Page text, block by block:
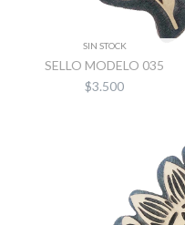
SIN STOCK
SELLO MODELO 035
$3.500